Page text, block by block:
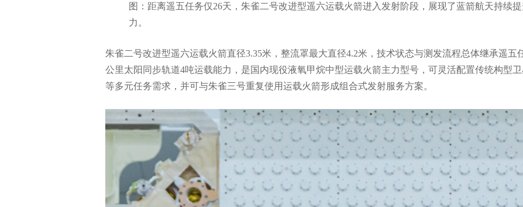
图：距离遥五任务仅26天，朱雀二号改进型遥六运载火箭进入发射阶段，展现了蓝箭航天持续
力。
朱雀二号改进型遥六运载火箭直径3.35米，整流罩最大直径4.2米，技术状态与测发流程总体继承遥五
公里太阳同步轨道4吨运载能力，是国内现役液氧甲烷中型运载火箭主力型号，可灵活配置传统构型
等多元任务需求，并可与朱雀三号重复使用运载火箭形成组合式发射服务方案。